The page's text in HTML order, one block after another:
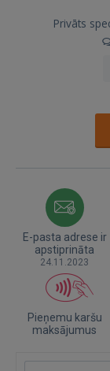
Privāts
E-pasta adrese ir
apstiprināta
24.11.2023
Pieņemu karšu
maksājumus